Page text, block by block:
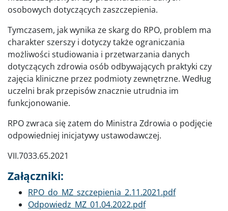
osobowych dotyczących zaszczepienia.
Tymczasem, jak wynika ze skarg do RPO, problem ma
charakter szerszy i dotyczy także ograniczania
możliwości studiowania i przetwarzania danych
dotyczących zdrowia osób odbywających praktyki czy
zajęcia kliniczne przez podmioty zewnętrzne. Według
uczelni brak przepisów znacznie utrudnia im
funkcjonowanie.
RPO zwraca się zatem do Ministra Zdrowia o podjęcie
odpowiedniej inicjatywy ustawodawczej.
VII.7033.65.2021
Załączniki:
Dokument
RPO_do_MZ_szczepienia_2.11.2021.pdf
Dokument
Odpowiedz_MZ_01.04.2022.pdf